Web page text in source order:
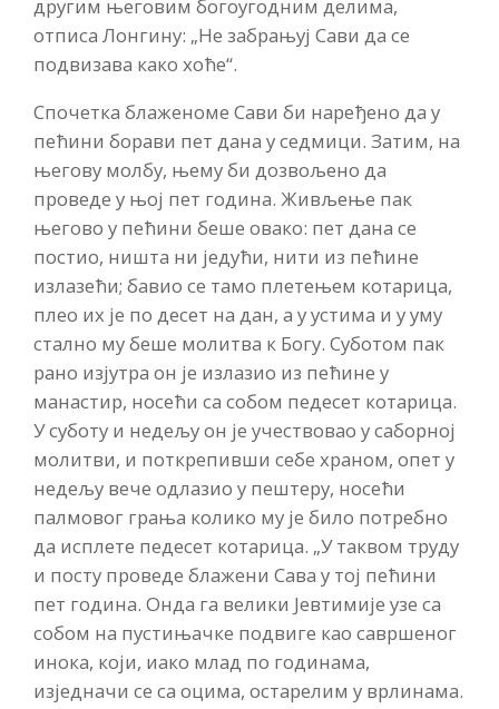
другим његовим богоугодним делима,
отписа Лонгину: „Не забрањуј Сави да се
подвизава како хоће“.
Спочетка блаженоме Сави би наређено да у
пећини борави пет дана у седмици. Затим, на
његову молбу, њему би дозвољено да
проведе у њој пет година. Живљење пак
његово у пећини беше овако: пет дана се
постио, ништа ни једући, нити из пећине
излазећи; бавио се тамо плетењем котарица,
плео их је по десет на дан, а у устима и у уму
стално му беше молитва к Богу. Суботом пак
рано изјутра он је излазио из пећине у
манастир, носећи са собом педесет котарица.
У суботу и недељу он је учествовао у саборној
молитви, и поткрепивши себе храном, опет у
недељу вече одлазио у пештеру, носећи
палмовог грања колико му је било потребно
да исплете педесет котарица. „У таквом труду
и посту проведе блажени Сава у тој пећини
пет година. Онда га велики Јевтимије узе са
собом на пустињачке подвиге као савршеног
инока, који, иако млад по годинама,
изједначи се са оцима, остарелим у врлинама.